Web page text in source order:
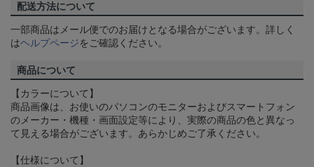
配送方法について
一部商品はメール便でのお届けとなる場合がございます。詳しく
はヘルプページをご確認ください。
商品について
【カラーについて】
商品画像は、お使いのパソコンのモニターおよびスマートフォン
のメーカー・機種・画面設定等により、実際の商品の色と異なっ
て見える場合がございます。あらかじめご了承ください。
【仕様について】